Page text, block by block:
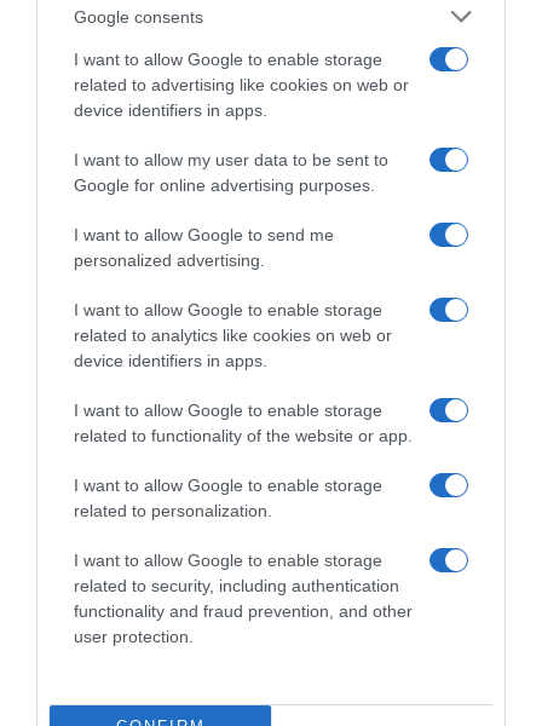
Google consents
I want to allow Google to enable storage
related to advertising like cookies on web or
device identifiers in apps.
I want to allow my user data to be sent to
Google for online advertising purposes.
I want to allow Google to send me
personalized advertising.
I want to allow Google to enable storage
related to analytics like cookies on web or
device identifiers in apps.
I want to allow Google to enable storage
related to functionality of the website or app.
I want to allow Google to enable storage
related to personalization.
I want to allow Google to enable storage
related to security, including authentication
functionality and fraud prevention, and other
user protection.
πηγή στην Google
Ειδήσεις σήμερα
Δείτε τις προσπάθειες χελώνας να
γεννήσει σε παραλία της Ρόδου – Η
προειδοποίηση των κατοίκων (βίντεο)
Τροχαίο στον Κηφισό – Καθυστερήσεις
στο ρεύμα προς Πειραιά
Μητσοτάκης: “Η ενίσχυση της
παραγωγικής βάσης στρατηγική
προτεραιότητα για μία πιο ανταγωνιστική,
εξωστρεφή και ανθεκτική ελληνική
οικονομία”